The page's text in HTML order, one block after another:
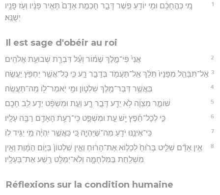
1
מִ֚י כְּהֶ֣חָכָ֔ם וּמִ֥י יוֹדֵ֖עַ פֵּ֣שֶׁר דָּבָ֑ר חָכְמַ֤ת אָדָם֙ תָּאִ֣יר פָּנָ֔יו וְעֹ֥ז פָּנָ֖יו
יְשֻׁנֶּֽא׃
Il est sage d'obéir au roi
2 אֲנִי֙ פִּי־מֶ֣לֶךְ שְׁמ֔וֹר וְעַ֕ל דִּבְרַ֖ת שְׁבוּעַ֥ת אֱלֹהִֽים׃
3 אַל־תִּבָּהֵ֤ל מִפָּנָיו֙ תֵּלֵ֔ךְ אַֽל־תַּעֲמֹ֖ד בְּדָבָ֣ר רָ֑ע כִּ֛י כָּל־אֲשֶׁ֥ר יַחְפֹּ֖ץ יַעֲשֶֽׂה׃
4 בַּאֲשֶׁ֥ר דְּבַר־מֶ֖לֶךְ שִׁלְט֑וֹן וּמִ֥י יֹֽאמַר־ל֖וֹ מַֽה־תַּעֲשֶֽׂה׃
5 שׁוֹמֵ֣ר מִצְוָ֔ה לֹ֥א יֵדַ֖ע דָּבָ֣ר רָ֑ע וְעֵ֣ת וּמִשְׁפָּ֔ט יֵדַ֖ע לֵ֥ב חָכָֽם׃
6 כִּ֣י לְכָל־חֵ֔פֶץ יֵ֖שׁ עֵ֣ת וּמִשְׁפָּ֑ט כִּֽי־רָעַ֥ת הָאָדָ֖ם רַבָּ֥ה עָלָֽיו׃
7 כִּֽי־אֵינֶ֥נּוּ יֹדֵ֖עַ מַה־שֶּׁיִּֽהְיֶ֑ה כִּ֚י כַּאֲשֶׁ֣ר יִֽהְיֶ֔ה מִ֖י יַגִּ֥יד לֽוֹ׃
8
אֵ֣ין אָדָ֞ם שַׁלִּ֤יט בָּר֙וּחַ֙ לִכְל֣וֹא אֶת־הָר֔וּחַ וְאֵ֤ין שִׁלְטוֹן֙ בְּי֣וֹם הַמָּ֔וֶת וְאֵ֥ין
מִשְׁלַ֖חַת בַּמִּלְחָמָ֑ה וְלֹֽא־יְמַלֵּ֥ט רֶ֖שַׁע אֶת־בְּעָלָֽיו׃
Réflexions sur la condition humaine